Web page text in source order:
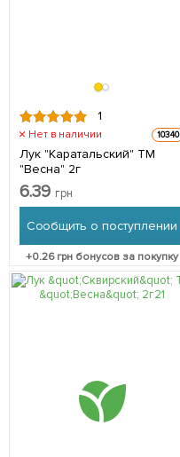
1
Нет в наличии 10340
Лук "Каратальский" ТМ
"Весна" 2г
6.39 грн
Сообщить о поступлении
+0.26грн бонусов за покупку